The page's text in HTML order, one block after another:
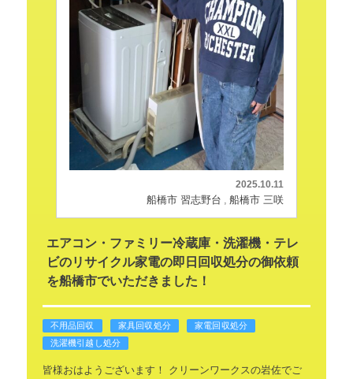
2025.10.11
船橋市 習志野台 船橋市 三咲
エアコン・ファミリー冷蔵庫・洗濯機・テレ
ビのリサイクル家電の即日回収処分の御依頼
を船橋市でいただきました！
不用品回収 家具回収処分
家電回収処分
洗濯機引越し処分
皆様おはようございます！
クリーンワークスの岩佐でご